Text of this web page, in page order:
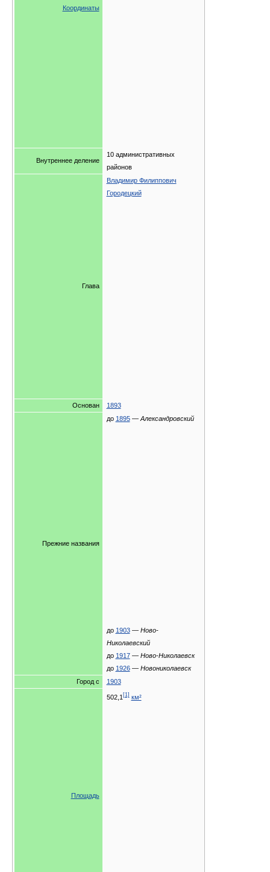
Координаты
Внутреннее деление
10 административных
районов
Глава
Владимир Филиппович
Городецкий
Основан 1893
Прежние названия
до 1895— Александровский
до 1903— Ново-
Николаевский
до 1917— Ново-Николаевск
до 1926— Новониколаевск
Город с
1903
Площадь
502,1 [1] км²